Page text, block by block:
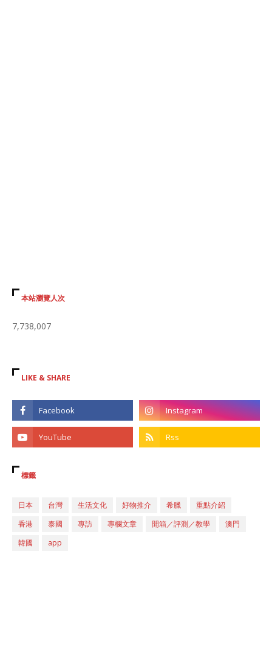
本站瀏覽人次
7,738,007
LIKE & SHARE
標籤
日本 台灣 生活文化 好物推介 希臘
重點介紹
香港
泰國 專訪 專欄文章 開箱／評測／教學
澳門
韓國
app